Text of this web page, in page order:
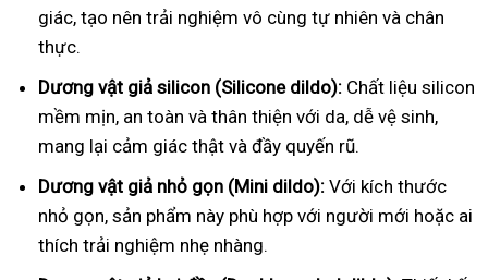
giác, tạo nên trải nghiệm vô cùng tự nhiên và chân
thực.
Dương vật giả silicon (Silicone dildo): Chất liệu silicon
mềm mịn, an toàn và thân thiện với da, dễ vệ sinh,
mang lại cảm giác thật và đầy quyến rũ.
Dương vật giả nhỏ gọn (Mini dildo): Với kích thước
nhỏ gọn, sản phẩm này phù hợp với người mới hoặc ai
thích trải nghiệm nhẹ nhàng.